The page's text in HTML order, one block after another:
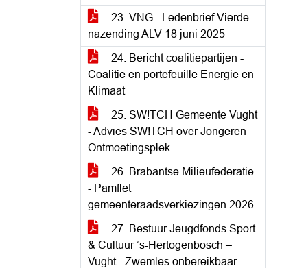
23. VNG - Ledenbrief Vierde
nazending ALV 18 juni 2025
24. Bericht coalitiepartijen -
Coalitie en portefeuille Energie en
Klimaat
25. SW!TCH Gemeente Vught
- Advies SW!TCH over Jongeren
Ontmoetingsplek
26. Brabantse Milieufederatie
- Pamflet
gemeenteraadsverkiezingen 2026
27. Bestuur Jeugdfonds Sport
& Cultuur ’s-Hertogenbosch –
Vught - Zwemles onbereikbaar